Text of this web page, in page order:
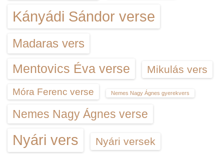
Kányádi Sándor verse
Madaras vers
Mentovics Éva verse Mikulás vers
Móra Ferenc verse Nemes Nagy Ágnes gyerekvers
Nemes Nagy Ágnes verse
Nyári vers Nyári versek